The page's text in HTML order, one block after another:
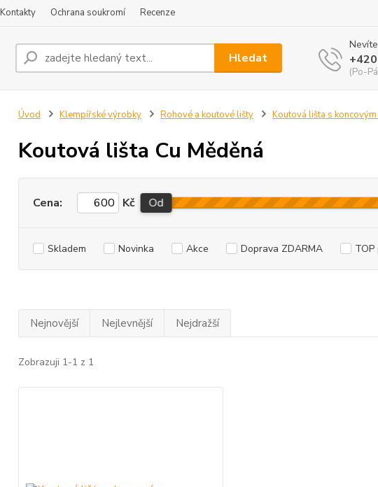
Kontakty Ochrana soukromí Recenze
Hledat
(Po-
Úvod Klempířské výrobky Rohové a koutové lišty Koutová lišta s
Koutová lišta Cu Měděná
Cena: Kč Od
Skladem Novinka Akce Doprava ZDARMA
Nejnovější Nejlevnější Nejdražší
Zobrazuji 1-1 z 1